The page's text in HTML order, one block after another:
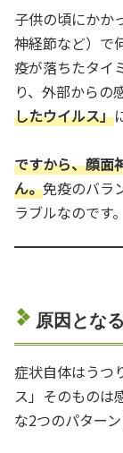
子供の頃にかか
神経節など）で
疫が落ちたタイ
り、外部からの
したウイルス」
ですから、顔面
ん。免疫のバラ
ラブルなのです。
原因とな
症状自体はうつ
ス」そのものは
な2つのパター